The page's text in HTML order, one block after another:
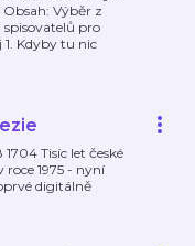
Výběr z
pro
1. Kdyby tu nic
Tisíc let české
1975 - nyní
digitálně